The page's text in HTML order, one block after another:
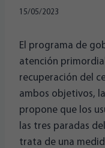
15/05/2023
El programa de
atención
recuperación del
ambos objetivos,
propone que los
las tres paradas
trata de una